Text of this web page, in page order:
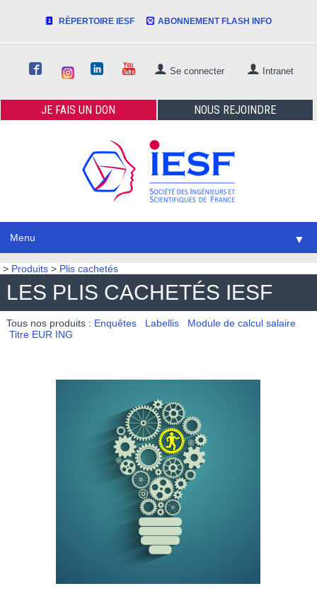
RÉPERTOIRE IESF ABONNEMENT FLASH INFO
Se connecter Intranet
JE FAISUN DON NOUS REJOINDRE
Menu ▼
> Produits > Plis cachetés
LES PLIS CACHETÉS IESF
Tous nos produits : Enquêtes Labellis
Module de calcul salaire
Titre EUR ING